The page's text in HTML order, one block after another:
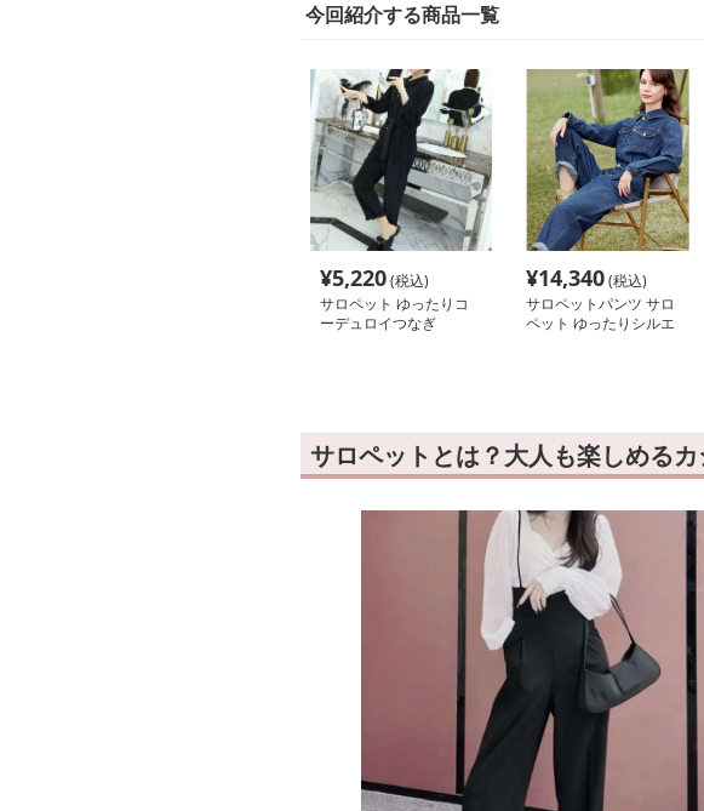
今回紹介する商品一覧
¥5,220(税込)
サロペット ゆったりコ
ーデュロイつなぎ
¥14,340(税込)
サロペットパンツ サロ
ペット ゆったりシルエ
サロペットとは？大人も楽しめる